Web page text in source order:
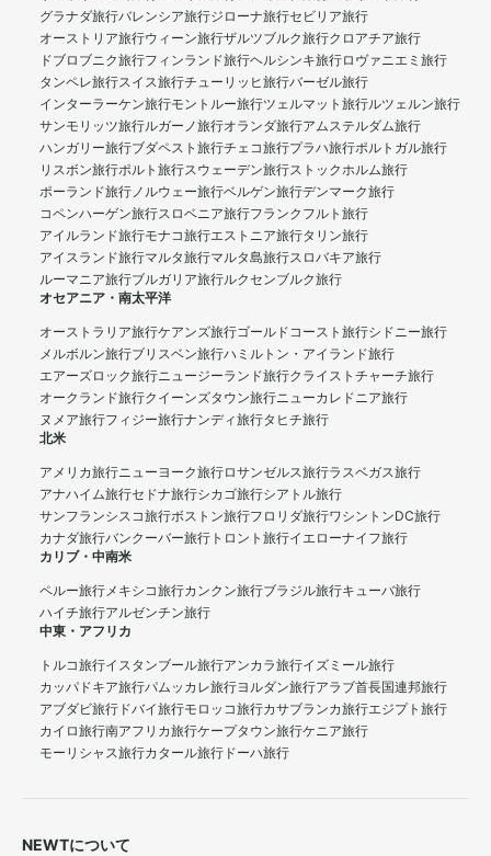
グラナダ旅行バレンシア旅行ジローナ旅行セビリア旅行
オーストリア旅行ウィーン旅行ザルツブルク旅行クロアチア旅行
ドブロブニク旅行フィンランド旅行ヘルシンキ旅行ロヴァニエミ旅行
タンペレ旅行スイス旅行チューリッヒ旅行バーゼル旅行
インターラーケン旅行モントルー旅行ツェルマット旅行ルツェルン旅行
サンモリッツ旅行ルガーノ旅行オランダ旅行アムステルダム旅行
ハンガリー旅行ブダペスト旅行チェコ旅行プラハ旅行ポルトガル旅行
リスボン旅行ポルト旅行スウェーデン旅行ストックホルム旅行
ポーランド旅行ノルウェー旅行ベルゲン旅行デンマーク旅行
コペンハーゲン旅行スロベニア旅行フランクフルト旅行
アイルランド旅行モナコ旅行エストニア旅行タリン旅行
アイスランド旅行マルタ旅行マルタ島旅行スロバキア旅行
ルーマニア旅行ブルガリア旅行ルクセンブルク旅行
オセアニア・南太平洋
オーストラリア旅行ケアンズ旅行ゴールドコースト旅行シドニー旅行
メルボルン旅行ブリスベン旅行ハミルトン・アイランド旅行
エアーズロック旅行ニュージーランド旅行クライストチャーチ旅行
オークランド旅行クイーンズタウン旅行ニューカレドニア旅行
ヌメア旅行フィジー旅行ナンディ旅行タヒチ旅行
北米
アメリカ旅行ニューヨーク旅行ロサンゼルス旅行ラスベガス旅行
アナハイム旅行セドナ旅行シカゴ旅行シアトル旅行
サンフランシスコ旅行ボストン旅行フロリダ旅行ワシントンDC旅行
カナダ旅行バンクーバー旅行 トロント旅行イエローナイフ旅行
カリブ・中南米
ペルー旅行メキシコ旅行カンクン旅行ブラジル旅行キューバ旅行
ハイチ旅行アルゼンチン旅行
中東・アフリカ
トルコ旅行イスタンブール旅行アンカラ旅行イズミール旅行
カッパドキア旅行パムッカレ旅行ヨルダン旅行アラブ首長国連邦旅行
アブダビ旅行 ドバイ旅行モロッコ旅行カサブランカ旅行エジプト旅行
カイロ旅行南アフリカ旅行ケープタウン旅行ケニア旅行
モーリシャス旅行カタール旅行 ドーハ旅行
NEWTについて